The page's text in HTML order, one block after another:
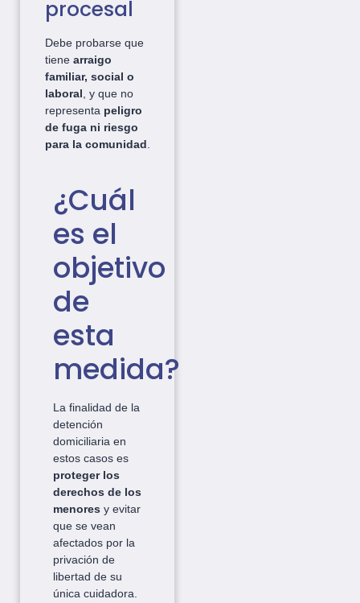
procesal
Debe probarse que
tiene arraigo
familiar, social o
laboral, y que no
representa peligro
de fuga ni riesgo
para la comunidad.
¿Cuál
es el
objetivo
de
esta
medida?
La finalidad de la
detención
domiciliaria en
estos casos es
proteger los
derechos de los
menores y evitar
que se vean
afectados por la
privación de
libertad de su
única cuidadora.